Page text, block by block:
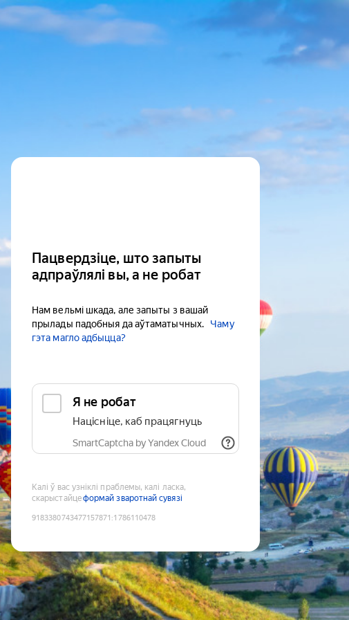
Пацвердзіце, што запыты
адпраўлялі вы, а не робат
Нам вельмі шкада, але запыты з вашай
прылады падобныя да аўтаматычных.
Чаму
гэта магло адбыцца?
Я не робат
Націсніце, каб працягнуць
SmartCaptcha by Yandex Cloud
Калі ў вас узніклі праблемы, калі ласка,
скарыстайцеформай зваротнай сувязі
9183380743477157871 :1786110478